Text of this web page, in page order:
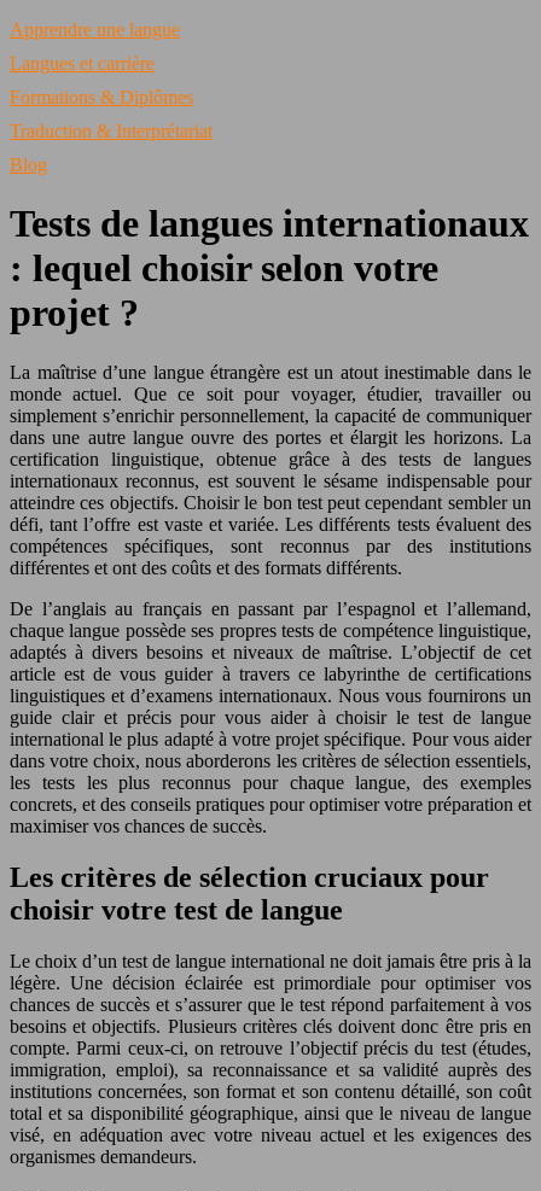
Apprendre une langue
Langues et carrière
Formations & Diplômes
Traduction & Interprétariat
Blog
Tests de langues internationaux
: lequel choisir selon votre
projet ?
La maîtrise d’une langue étrangère est un atout inestimable dans le
monde actuel. Que ce soit pour voyager, étudier, travailler ou
simplement s’enrichir personnellement, la capacité de communiquer
dans une autre langue ouvre des portes et élargit les horizons. La
certification linguistique, obtenue grâce à des tests de langues
internationaux reconnus, est souvent le sésame indispensable pour
atteindre ces objectifs. Choisir le bon test peut cependant sembler un
défi, tant l’offre est vaste et variée. Les différents tests évaluent des
compétences spécifiques, sont reconnus par des institutions
différentes et ont des coûts et des formats différents.
De l’anglais au français en passant par l’espagnol et l’allemand,
chaque langue possède ses propres tests de compétence linguistique,
adaptés à divers besoins et niveaux de maîtrise. L’objectif de cet
article est de vous guider à travers ce labyrinthe de certifications
linguistiques et d’examens internationaux. Nous vous fournirons un
guide clair et précis pour vous aider à choisir le test de langue
international le plus adapté à votre projet spécifique. Pour vous aider
dans votre choix, nous aborderons les critères de sélection essentiels,
les tests les plus reconnus pour chaque langue, des exemples
concrets, et des conseils pratiques pour optimiser votre préparation et
maximiser vos chances de succès.
Les critères de sélection cruciaux pour
choisir votre test de langue
Le choix d’un test de langue international ne doit jamais être pris à la
légère. Une décision éclairée est primordiale pour optimiser vos
chances de succès et s’assurer que le test répond parfaitement à vos
besoins et objectifs. Plusieurs critères clés doivent donc être pris en
compte. Parmi ceux-ci, on retrouve l’objectif précis du test (études,
immigration, emploi), sa reconnaissance et sa validité auprès des
institutions concernées, son format et son contenu détaillé, son coût
total et sa disponibilité géographique, ainsi que le niveau de langue
visé, en adéquation avec votre niveau actuel et les exigences des
organismes demandeurs.